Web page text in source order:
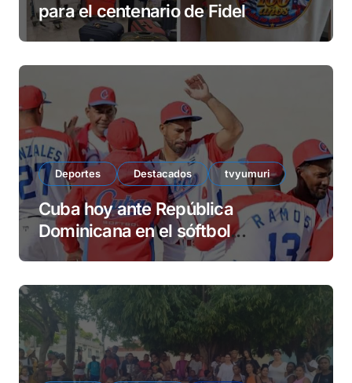
para el centenario de Fidel
Deportes Destacados tvyumuri
Cuba hoy ante República
Dominicana en el sóftbol
centrocaribeño